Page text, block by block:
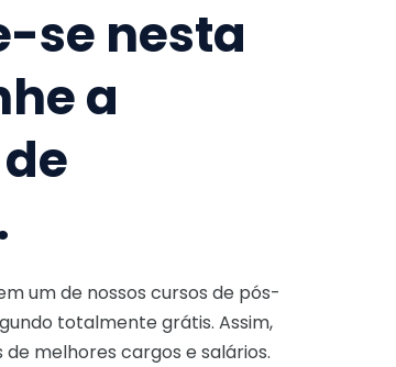
se nesta
a
um de nossos cursos de pós-
totalmente grátis. Assim,
melhores cargos e salários.